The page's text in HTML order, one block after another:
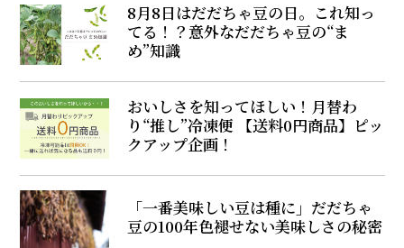
8月8日はだだちゃ豆の日。これ知っ
てる！？意外なだだちゃ豆の“ま
め”知識
おいしさを知ってほしい！月替わ
り“推し”冷凍便 【送料0円商品】ピッ
クアップ企画！
「一番美味しい豆は種に」だだちゃ
豆の100年色褪せない美味しさの秘密